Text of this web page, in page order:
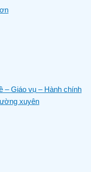
– Giáo vụ – Hành chính
xuyên